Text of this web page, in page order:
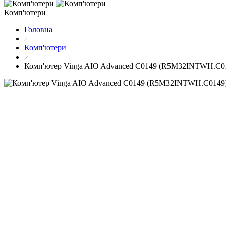
Комп'ютери
Головна
Комп'ютери
Комп'ютер Vinga AIO Advanced C0149